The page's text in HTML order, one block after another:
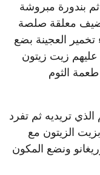
بندورة مبروشة
معلقة صلصة
العجينة بضع
زيت زيتون
الثوم
تريديه ثم تفرد
الزيتون مع
ونضع المكون